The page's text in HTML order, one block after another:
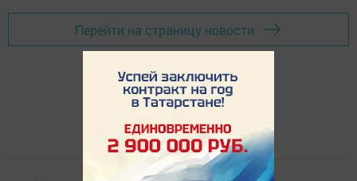
Перейти на страницу новости